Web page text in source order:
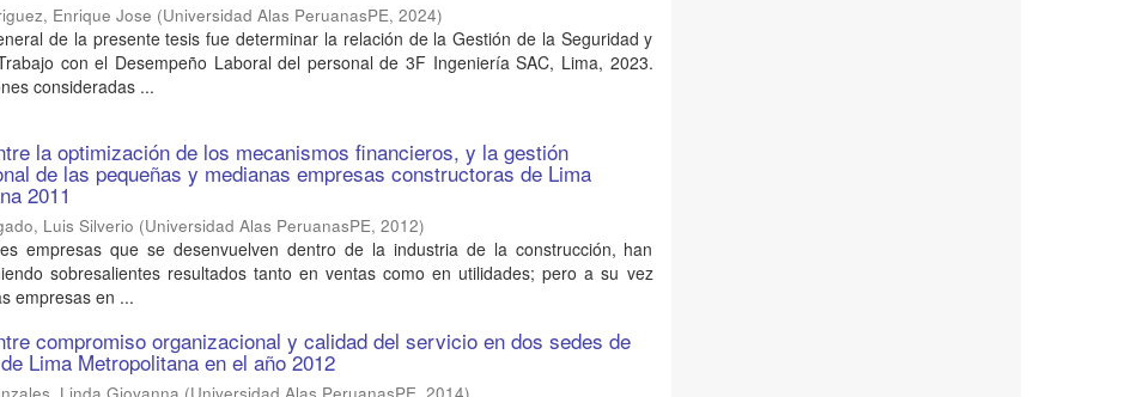
Enrique Jose (Universidad Alas PeruanasPE,2024)
de la presente tesis fue determinar la relación de la Gestión de la Seguridad y
con el Desempeño Laboral del personal de 3F Ingeniería SAC, Lima, 2023.
consideradas ...
la optimización de los mecanismos financieros, y la gestión
de las pequeñas y medianas empresas constructoras de Lima
2011
Luis Silverio (Universidad Alas PeruanasPE,2012)
empresas que se desenvuelven dentro de la industria de la construcción, han
sobresalientes resultados tanto en ventas como en utilidades; pero a su vez
empresas en ...
compromiso organizacional y calidad del servicio en dos sedes de
Lima Metropolitana en el año 2012